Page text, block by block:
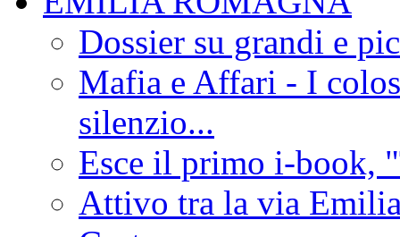
Dossier su grandi e
Mafia e Affari - I
silenzio...
Esce il primo i-book,
Attivo tra la via